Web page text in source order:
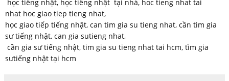
học tiếng nhật, học tiếng nhật tại nhà, hoc tieng nhat tai
nhat hoc giao tiep tieng nhat,
học giao tiếp tiếng nhật, can tim gia su tieng nhat, cần tìm gia
sư tiếng nhật, can gia sutieng nhat,
cần gia sư tiếng nhật, tim gia su tieng nhat tai hcm, tìm gia
sưtiếng nhật tại hcm